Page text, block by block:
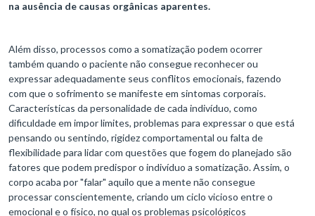
na ausência de causas orgânicas aparentes.
Além disso, processos como a somatização podem ocorrer
também quando o paciente não consegue reconhecer ou
expressar adequadamente seus conflitos emocionais, fazendo
com que o sofrimento se manifeste em sintomas corporais.
Características da personalidade de cada indivíduo, como
dificuldade em impor limites, problemas para expressar o que está
pensando ou sentindo, rigidez comportamental ou falta de
flexibilidade para lidar com questões que fogem do planejado são
fatores que podem predispor o indivíduo a somatização. Assim, o
corpo acaba por "falar" aquilo que a mente não consegue
processar conscientemente, criando um ciclo vicioso entre o
emocional e o físico, no qual os problemas psicológicos